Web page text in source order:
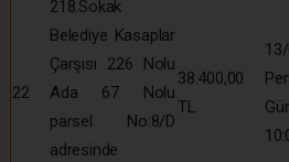
22
218.Sokak
Belediye Kasaplar
Çarşısı 226 Nolu
Ada 67 Nolu
parsel No:8/D
adresinde
38.400,00
TL